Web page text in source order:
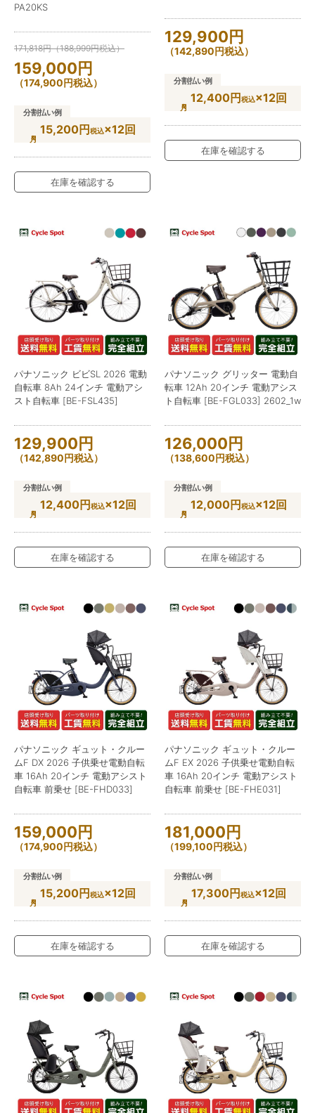
PA20KS
171,818円（188,999円税込）
159,000円
（174,900円税込）
分割払い例
15,200円税込×12回
在庫を確認する
129,900円
（142,890円税込）
分割払い例
12,400円税込×12回
在庫を確認する
パナソニック ビビSL 2026 電動
自転車 8Ah 24インチ 電動アシ
スト自転車 [BE-FSL435]
129,900円
（142,890円税込）
分割払い例
12,400円税込×12回
在庫を確認する
パナソニック グリッター 電動自
転車 12Ah 20インチ 電動アシス
ト自転車 [BE-FGL033] 2602_1w
126,000円
（138,600円税込）
分割払い例
12,000円税込×12回
在庫を確認する
パナソニック ギュット・クルー
ムF DX 2026 子供乗せ電動自転
車 16Ah 20インチ 電動アシスト
自転車 前乗せ [BE-FHD033]
159,000円
（174,900円税込）
分割払い例
15,200円税込×12回
在庫を確認する
パナソニック ギュット・クルー
ムF EX 2026 子供乗せ電動自転
車 16Ah 20インチ 電動アシスト
自転車 前乗せ [BE-FHE031]
181,000円
（199,100円税込）
分割払い例
17,300円税込×12回
在庫を確認する